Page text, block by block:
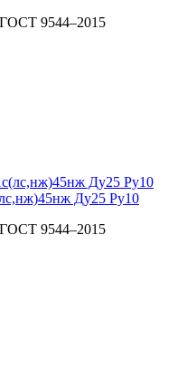
9544–2015
Ду25 Ру10
9544–2015